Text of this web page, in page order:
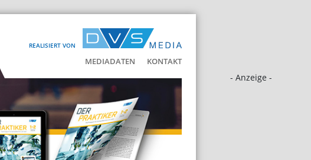
REALISIERT VON
MEDIADATEN KONTAKT
- Anzeige -